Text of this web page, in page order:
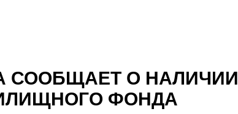
СООБЩАЕТ О НАЛИЧИИ
ФОНДА